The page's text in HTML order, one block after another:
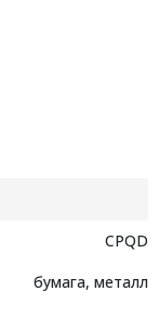
CPQD
бумага, металл